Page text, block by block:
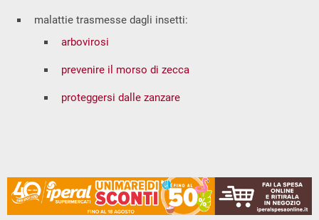
malattie trasmesse dagli insetti:
arbovirosi
prevenire il morso di zecca
proteggersi dalle zanzare